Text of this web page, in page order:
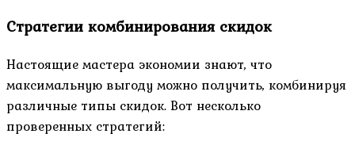
Стратегии комбинирования скидок
Настоящие мастера экономии знают, что
максимальную выгоду можно получить, комбинируя
различные типы скидок. Вот несколько
проверенных стратегий: